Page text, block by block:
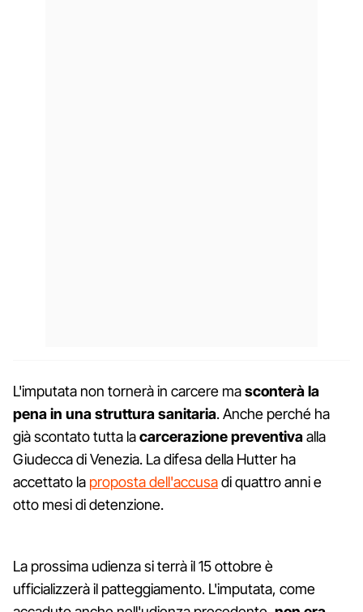
L'imputata non tornerà in carcere masconterà la
pena in una struttura sanitaria. Anche perché ha
già scontato tutta lacarcerazione preventivaalla
Giudecca di Venezia. La difesa della Hutter ha
accettato la proposta dell'accusadi quattro anni e
otto mesi di detenzione.
La prossima udienza si terrà il 15 ottobre è
ufficializzerà il patteggiamento. L'imputata, come